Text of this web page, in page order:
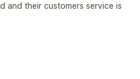
and their customers service is